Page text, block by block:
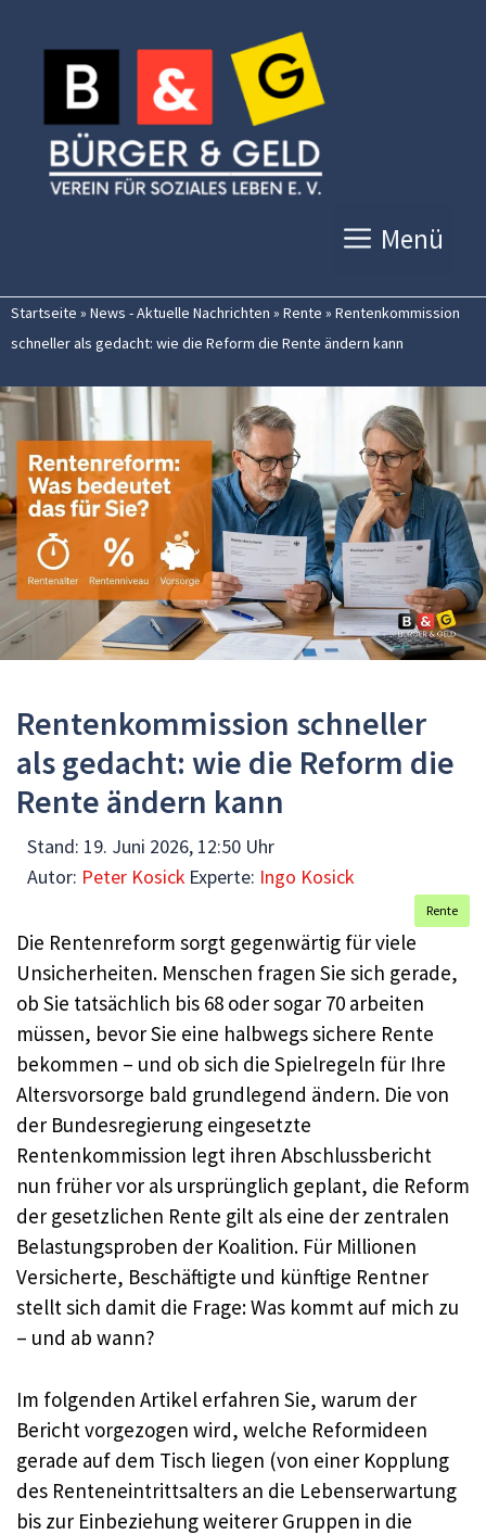
Inhalt
springen
Menü
Startseite » News - Aktuelle Nachrichten » Rente » Rentenkommission
schneller als gedacht: wie die Reform die Rente ändern kann
Rentenkommission schneller
als gedacht: wie die Reform die
Rente ändern kann
Stand: 19. Juni 2026, 12:50 Uhr
Autor: Peter Kosick Experte: Ingo Kosick
Rente
Die Rentenreform sorgt gegenwärtig für viele
Unsicherheiten. Menschen fragen Sie sich gerade,
ob Sie tatsächlich bis 68 oder sogar 70 arbeiten
müssen, bevor Sie eine halbwegs sichere Rente
bekommen – und ob sich die Spielregeln für Ihre
Altersvorsorge bald grundlegend ändern. Die von
der Bundesregierung eingesetzte
Rentenkommission legt ihren Abschlussbericht
nun früher vor als ursprünglich geplant, die Reform
der gesetzlichen Rente gilt als eine der zentralen
Belastungsproben der Koalition. Für Millionen
Versicherte, Beschäftigte und künftige Rentner
stellt sich damit die Frage: Was kommt auf mich zu
– und ab wann?
Im folgenden Artikel erfahren Sie, warum der
Bericht vorgezogen wird, welche Reformideen
gerade auf dem Tisch liegen (von einer Kopplung
des Renteneintrittsalters an die Lebenserwartung
bis zur Einbeziehung weiterer Gruppen in die